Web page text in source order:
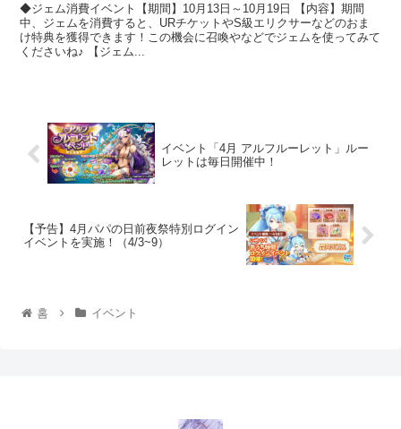
◆ジェム消費イベント​​【期間】10月13日～10月19日 【内容】期間
中、ジェムを消費すると、URチケットやS級エリクサーなどのおま
け特典を獲得できます！この機会に召喚やなどでジェムを使ってみて
くださいね♪ 【ジェム...
イベント「4月 アルフルーレット」ルー
レットは毎日開催中！
【予告】4月パパの日前夜祭特別ログイン
イベントを実施！（4/3~9）
홈 イベント